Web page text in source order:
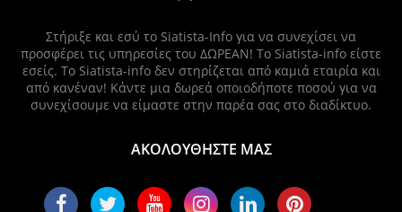
Στήριξε και εσύ το Siatista-Info για να συνεχίσει να
προσφέρει τις υπηρεσίες του ΔΩΡΕΑΝ! Το Siatista-info είστε
εσείς. Το Siatista-info δεν στηρίζεται από καμιά εταιρία και
από κανέναν! Κάντε μια δωρεά οποιοδήποτε ποσού για να
συνεχίσουμε να είμαστε στην παρέα σας στο διαδίκτυο.
ΑΚΟΛΟΥΘΗΣΤΕ ΜΑΣ